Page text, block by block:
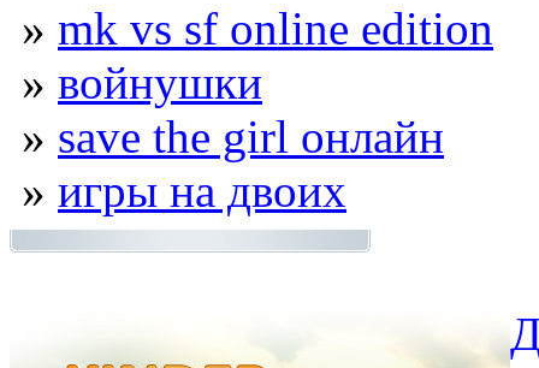
» mk vs sf online edition
» войнушки
» save the girl онлайн
» игры на двоих